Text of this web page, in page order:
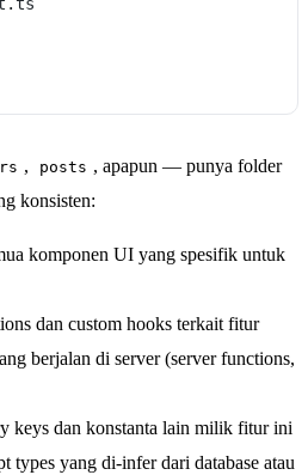
, posts , apapun — punya folder
konsisten:
komponen UI yang spesifik untuk
dan custom hooks terkait fitur
berjalan di server (server functions,
keys dan konstanta lain milik fitur ini
types yang di-infer dari database atau